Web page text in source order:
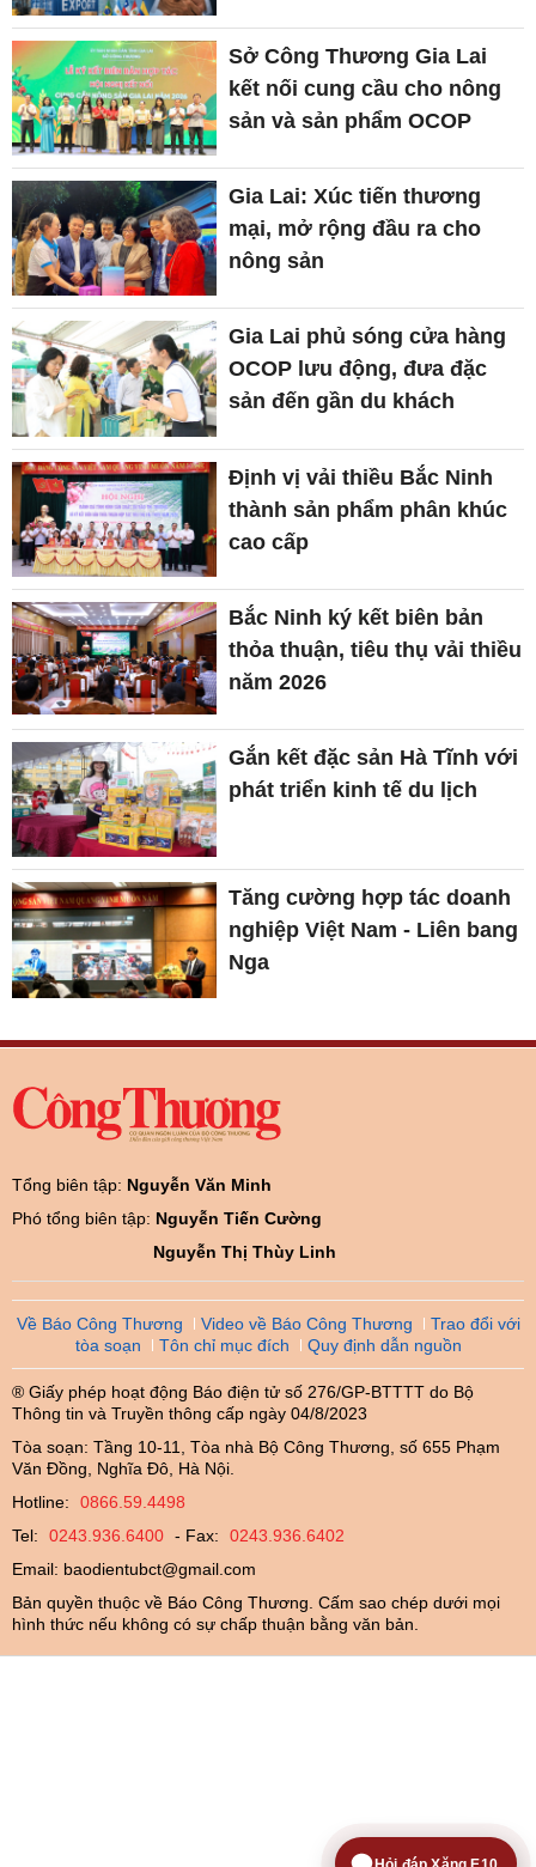
Sở Công Thương Gia Lai
kết nối cung cầu cho nông
sản và sản phẩm OCOP
Gia Lai: Xúc tiến thương
mại, mở rộng đầu ra cho
nông sản
Gia Lai phủ sóng cửa hàng
OCOP lưu động, đưa đặc
sản đến gần du khách
Định vị vải thiều Bắc Ninh
thành sản phẩm phân khúc
cao cấp
Bắc Ninh ký kết biên bản
thỏa thuận, tiêu thụ vải thiều
năm 2026
Gắn kết đặc sản Hà Tĩnh với
phát triển kinh tế du lịch
Tăng cường hợp tác doanh
nghiệp Việt Nam - Liên bang
Nga
Tổng biên tập: Nguyễn Văn Minh
Phó tổng biên tập: Nguyễn Tiến Cường
Nguyễn Thị Thùy Linh
Về Báo Công Thương Video về Báo Công Thương
Trao đổi với
tòa soạn
Tôn chỉ mục đích Quy định dẫn nguồn
® Giấy phép hoạt động Báo điện tử số 276/GP-BTTTT do Bộ
Thông tin và Truyền thông cấp ngày 04/8/2023
Tòa soạn: Tầng 10-11, Tòa nhà Bộ Công Thương, số 655 Phạm
Văn Đồng, Nghĩa Đô, Hà Nội.
Hotline:
0866.59.4498
Tel:
0243.936.6400 - Fax:
0243.936.6402
Email: baodientubct@gmail.com
Bản quyền thuộc về Báo Công Thương. Cấm sao chép dưới mọi
hình thức nếu không có sự chấp thuận bằng văn bản.